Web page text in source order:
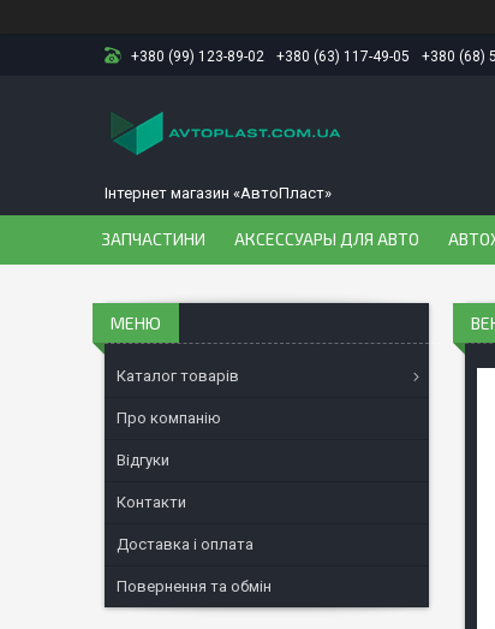
+380 (99) 123-89-02 +380 (63) 117-49-05 +380 (68)
Інтернет магазин «АвтоПласт»
ЗАПЧАСТИНИ АКСЕССУАРЫ ДЛЯ АВТО
Каталог товарів
Про компанію
Відгуки
Контакти
Доставка і оплата
Повернення та обмін